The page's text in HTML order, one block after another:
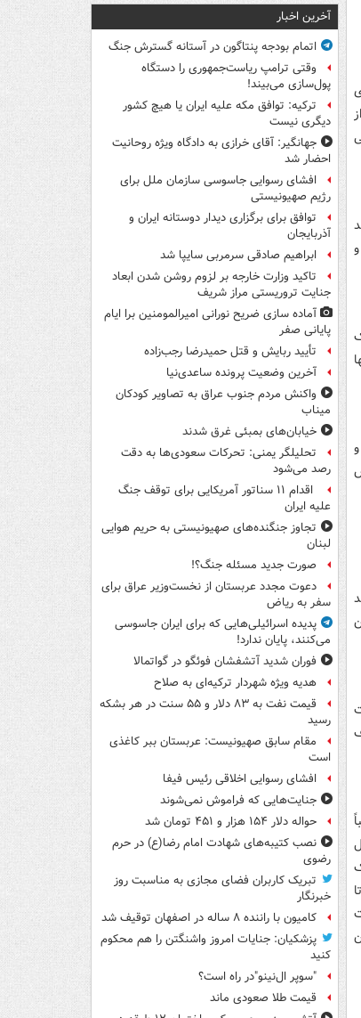
آخرین اخبار
اتمام بودجه پنتاگون در آستانه گسترش جنگ
وقتی ترامپ ریاست‌جمهوری را دستگاه
پول‌سازی می‌بیند!
ترکیه: توافق مکه علیه ایران یا هیچ کشور
دیگری نیست
جهانگیر: آقای خرازی به دادگاه ویژه روحانیت
احضار شد
افشای رسوایی جاسوسی سازمان ملل برای
رژیم صهیونیستی
توافق برای برگزاری دیدار دوستانه ایران و
آذربایجان
ابراهیم صادقی سرمربی سایپا شد
تاکید وزارت خارجه بر لزوم روشن شدن ابعاد
جنایت تروریستی مراز شریف
آماده سازی ضریح نورانی امیرالمومنین برا ایام
پایانی صفر
تأیید ربایش و قتل حمیدرضا رجب‌زاده
آخرین وضعیت پرونده ساعدی‌نیا
واکنش مردم جنوب عراق به تصاویر کودکان
میناب
خیابان‌های بمبئی غرق شدند
تحلیلگر یمنی: تحرکات سعودی‌ها به دقت
رصد می‌شود
اقدام ۱۱ سناتور آمریکایی برای توقف جنگ
علیه ایران
تجاوز جنگنده‌های صهیونیستی به حریم هوایی
لبنان
صورت جدید مسئله جنگ؟!
دعوت مجدد عربستان از نخست‌وزیر عراق برای
سفر به ریاض
پدیده اسرائیلی‌هایی که برای ایران جاسوسی
می‌کنند، پایان ندارد!
فوران شدید آتشفشان فوئگو در گواتمالا
هدیه ویژه شهردار ترکیه‌ای به صلاح
قیمت نفت به ۸۳ دلار و ۵۵ سنت در هر بشکه
رسید
مقام سابق صهیونیست: عربستان ببر کاغذی
است
افشای رسوایی اخلاقی رئیس فیفا
جنایت‌هایی که فراموش نمی‌شوند
حواله دلار ۱۵۴ هزار و ۴۵۱ تومان شد
نصب کتیبه‌های شهادت امام رضا(ع) در حرم
رضوی
تبریک کاربران فضای مجازی به مناسبت روز
خبرنگار
کامیون با راننده ۸ ساله در اصفهان توقیف شد
پزشکیان: جنایات امروز واشنگتن را هم محکوم
کنید
"سوپر ال‌نینو"در راه است؟
قیمت طلا صعودی ماند